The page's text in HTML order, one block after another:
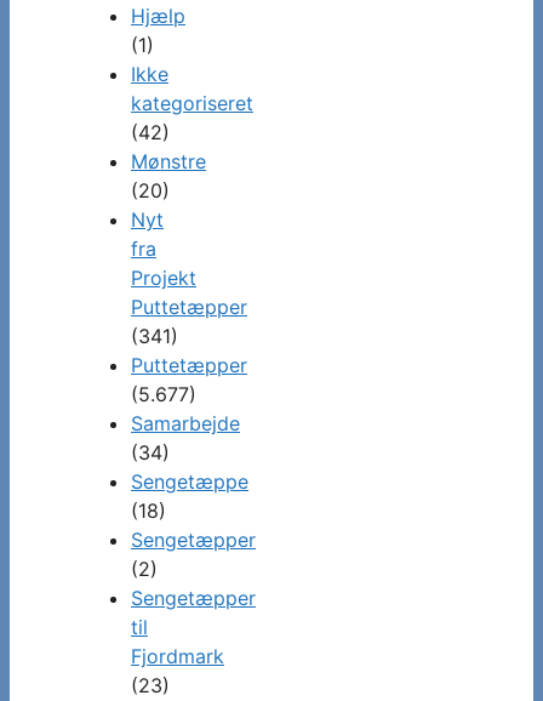
Hjælp
(1)
Ikke
kategoriseret
(42)
Mønstre
(20)
Nyt
fra
Projekt
Puttetæpper
(341)
Puttetæpper
(5.677)
Samarbejde
(34)
Sengetæppe
(18)
Sengetæpper
(2)
Sengetæpper
til
Fjordmark
(23)